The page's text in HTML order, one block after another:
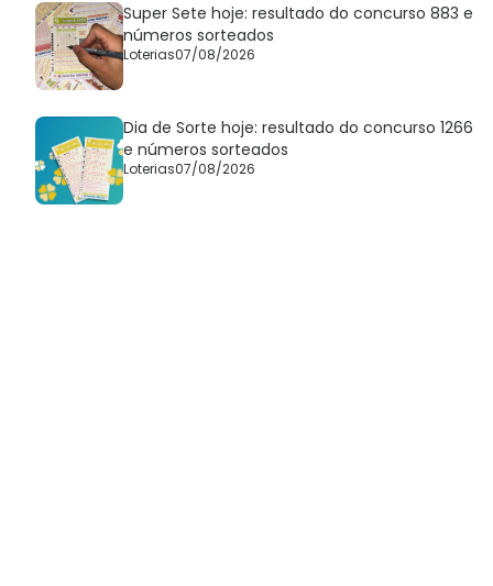
Super Sete hoje: resultado do concurso 883 e
números sorteados
Loterias07/08/2026
Dia de Sorte hoje: resultado do concurso 1266
e números sorteados
Loterias07/08/2026